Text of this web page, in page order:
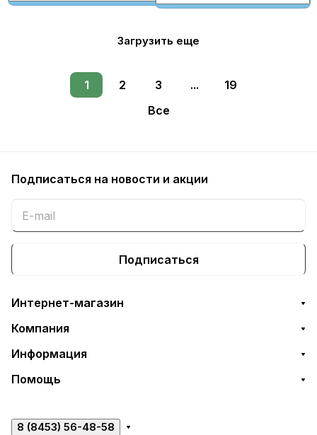
Загрузить еще
1 2 3 ...
19
Все
Подписаться на новости и акции
Подписаться
Интернет-магазин
Компания
Информация
Помощь
8 (8453) 56-48-58